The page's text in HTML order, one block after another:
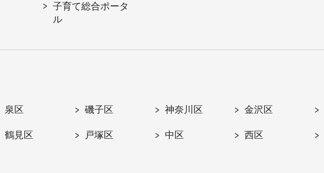
子育て総合ポータ
ル
泉区 磯子区 神奈川区 金沢区
鶴見区 戸塚区 中区 西区